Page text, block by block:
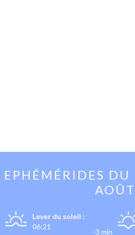
EPHÉMÉRIDES DU
AOÛT
Lever du soleil :
06:21
-3 min